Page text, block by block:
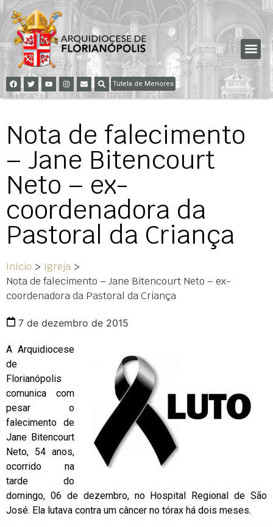
Tutela de Menores
Nota de falecimento
– Jane Bitencourt
Neto – ex-
coordenadora da
Pastoral da Criança
Início > Igreja >
Nota de falecimento – Jane Bitencourt Neto – ex-
coordenadora da Pastoral da Criança
7 de dezembro de 2015
A Arquidiocese
de
Florianópolis
comunica com
pesar o
falecimento de
Jane Bitencourt
Neto, 54 anos,
ocorrido na
tarde do
domingo, 06 de dezembro, no Hospital Regional de São
José. Ela lutava contra um câncer no tórax há dois meses.